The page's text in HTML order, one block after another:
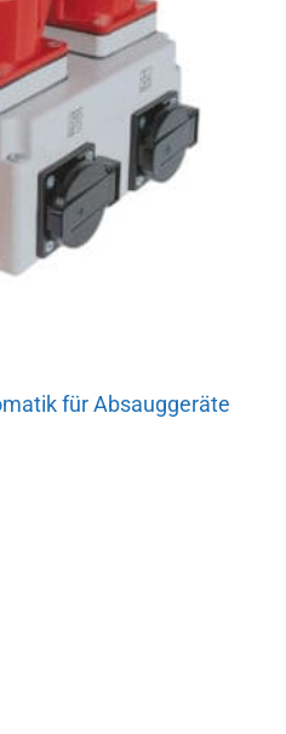
für Absauggeräte